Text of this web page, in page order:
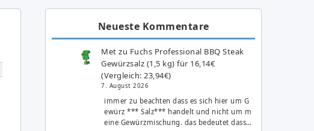
Neueste Kommentare
Met zu Fuchs Professional BBQ Steak
Gewürzsalz (1,5 kg) für 16,14€
(Vergleich: 23,94€)
7. August 2026
immer zu beachten dass es sich hier um G
ewürz *** Salz*** handelt und nicht um m
eine Gewürzmischung. das bedeutet dass…